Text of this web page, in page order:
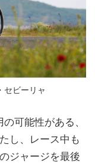
セビーリャ
可能性がある、
し、レース中も
ジャージを最後